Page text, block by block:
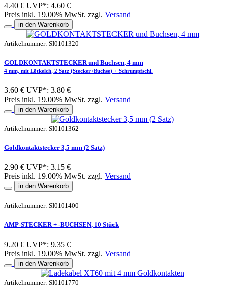
4.40 € UVP*: 4.60 €
Preis inkl. 19.00% MwSt. zzgl. Versand
in den Warenkorb
Artikelnummer: SI0101320
GOLDKONTAKTSTECKER und Buchsen, 4 mm
4 mm, mit Lötkelch, 2 Satz (Stecker+Buchse) + Schrumpfschl.
3.60 € UVP*: 3.80 €
Preis inkl. 19.00% MwSt. zzgl. Versand
in den Warenkorb
Artikelnummer: SI0101362
Goldkontaktstecker 3,5 mm (2 Satz)
2.90 € UVP*: 3.15 €
Preis inkl. 19.00% MwSt. zzgl. Versand
in den Warenkorb
Artikelnummer: SI0101400
AMP-STECKER + -BUCHSEN, 10 Stück
9.20 € UVP*: 9.35 €
Preis inkl. 19.00% MwSt. zzgl. Versand
in den Warenkorb
Artikelnummer: SI0101770